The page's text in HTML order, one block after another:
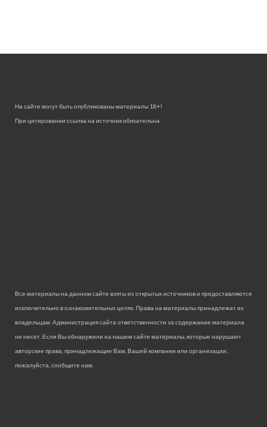
На сайте могут быть опубликованы материалы 18+!
При цитировании ссылка на источник обязательна.
Все материалы на данном сайте взяты из открытых источников и предоставляются
исключительно в ознакомительных целях. Права на материалы принадлежат их
владельцам. Администрация сайта ответственности за содержание материала
не несет. Если Вы обнаружили на нашем сайте материалы, которые нарушают
авторские права, принадлежащие Вам, Вашей компании или организации,
пожалуйста, сообщите нам.